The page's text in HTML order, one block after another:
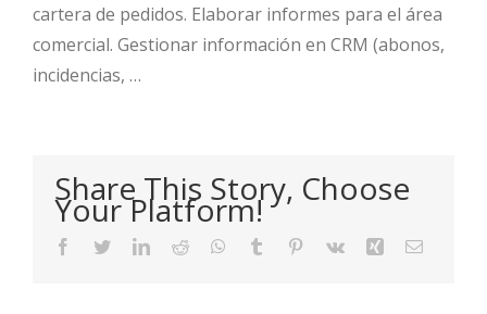
cartera de pedidos. Elaborar informes para el área
comercial. Gestionar información en CRM (abonos,
incidencias, …
Share This Story, Choose
Your Platform!
Facebook
TwitterLinkedIn
Reddit WhatsApp
Tumblr Pinterest
Vk Xing Email